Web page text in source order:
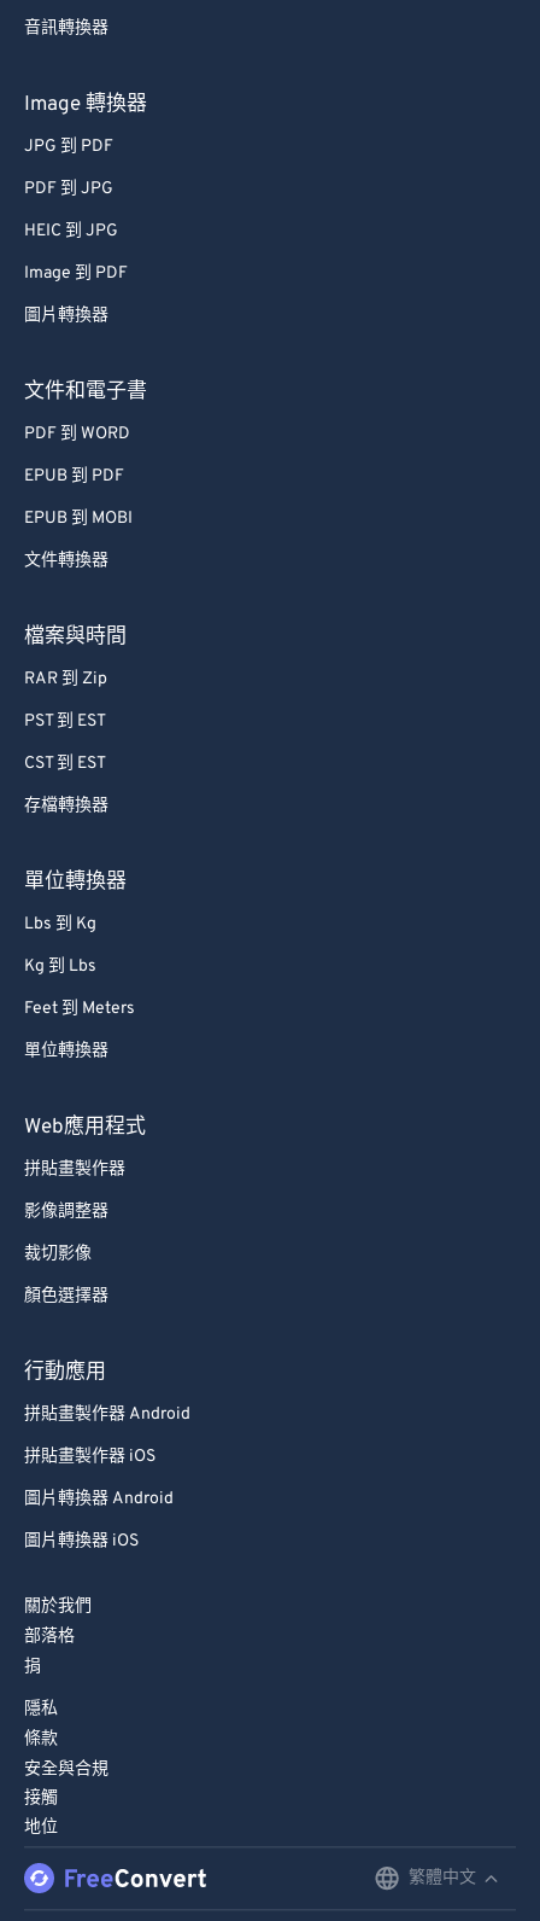
音訊轉換器
Image 轉換器
JPG 到 PDF
PDF 到 JPG
HEIC 到 JPG
Image 到 PDF
圖片轉換器
文件和電子書
PDF 到 WORD
EPUB 到 PDF
EPUB 到 MOBI
文件轉換器
檔案與時間
RAR 到 Zip
PST 到 EST
CST 到 EST
存檔轉換器
單位轉換器
Lbs 到 Kg
Kg 到 Lbs
Feet 到 Meters
單位轉換器
Web應用程式
拼貼畫製作器
影像調整器
裁切影像
顏色選擇器
行動應用
拼貼畫製作器 Android
拼貼畫製作器 iOS
圖片轉換器 Android
圖片轉換器 iOS
關於我們
部落格
捐
隱私
條款
安全與合規
接觸
地位
繁體中文